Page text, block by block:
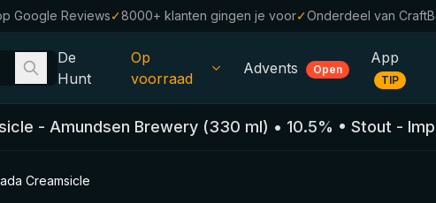
Google Reviews✓8000+ klanten gingen je voor✓Onderdeel van
De
Hunt
Op
voorraad
Alle Bieren
Advents Open
App
TIP
- Amundsen Brewery (330 ml) • 10.5% • Stout -
Creamsicle